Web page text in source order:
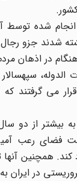
شده توسط
شدند جزو رجال
در اذهان
الدوله،
می گرفتند که
از دو سال
فضای رعب
همچنین آنها
در ایران